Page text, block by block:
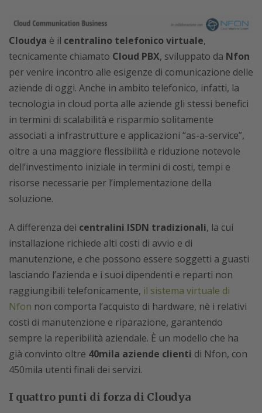
Cloudya è il centralino telefonico virtuale,
tecnicamente chiamato Cloud PBX, sviluppato da Nfon
per venire incontro alle esigenze di comunicazione delle
aziende di oggi. Anche in ambito telefonico, infatti, la
tecnologia in cloud porta alle aziende gli stessi benefici
in termini di scalabilità e risparmio solitamente
associati a infrastrutture e applicazioni “as-a-service”,
oltre a una maggiore flessibilità e riduzione notevole
dell’investimento iniziale in termini di costi, tempi e
risorse necessarie per l’implementazione della
soluzione.
A differenza dei centralini ISDN tradizionali, la cui
installazione richiede alti costi di avvio e di
manutenzione, e che possono essere soggetti a guasti
lasciando l’azienda e i suoi dipendenti e reparti non
raggiungibili telefonicamente, il sistema virtuale di
Nfon non comporta l’acquisto di hardware, nè i relativi
costi di manutenzione e riparazione, garantendo
sempre la reperibilità aziendale. È un modello che ha
già convinto oltre 40mila aziende clienti di Nfon, con
450mila utenti finali dei servizi.
I quattro punti di forza di Cloudya